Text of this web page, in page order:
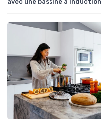
avec une bassine à induction